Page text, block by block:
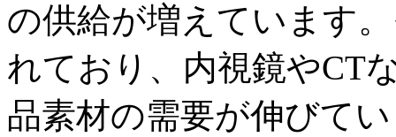
の供給が増えています
れており、内視鏡やCT
品素材の需要が伸びて